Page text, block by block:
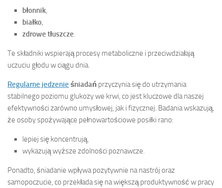
błonnik,
białko,
zdrowe tłuszcze.
Te składniki wspierają procesy metaboliczne i przeciwdziałają
uczuciu głodu w ciągu dnia.
Regularne jedzenie śniadań przyczynia się do utrzymania
stabilnego poziomu glukozy we krwi, co jest kluczowe dla naszej
efektywności zarówno umysłowej, jak i fizycznej. Badania wskazują,
że osoby spożywające pełnowartościowe posiłki rano:
lepiej się koncentrują,
wykazują wyższe zdolności poznawcze.
Ponadto, śniadanie wpływa pozytywnie na nastrój oraz
samopoczucie, co przekłada się na większą produktywność w pracy